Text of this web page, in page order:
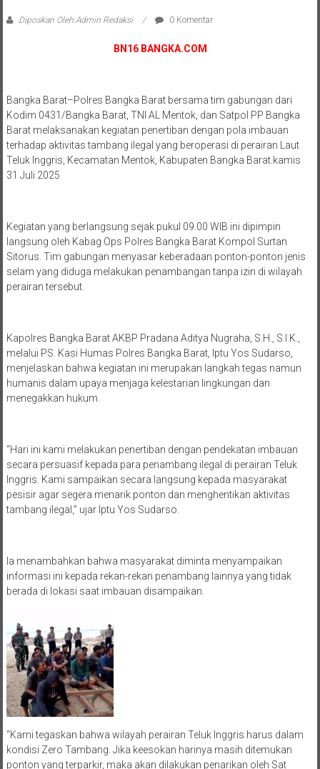
Diposkan Oleh:Admin Redaksi 0 Komentar
BN16 BANGKA.COM
Bangka Barat–Polres Bangka Barat bersama tim gabungan dari
Kodim 0431/Bangka Barat, TNI AL Mentok, dan Satpol PP Bangka
Barat melaksanakan kegiatan penertiban dengan pola imbauan
terhadap aktivitas tambang ilegal yang beroperasi di perairan Laut
Teluk Inggris, Kecamatan Mentok, Kabupaten Bangka Barat.kamis
31 Juli 2025
Kegiatan yang berlangsung sejak pukul 09.00 WIB ini dipimpin
langsung oleh Kabag Ops Polres Bangka Barat Kompol Surtan
Sitorus. Tim gabungan menyasar keberadaan ponton-ponton jenis
selam yang diduga melakukan penambangan tanpa izin di wilayah
perairan tersebut.
Kapolres Bangka Barat AKBP Pradana Aditya Nugraha, S.H., S.I.K.,
melalui PS. Kasi Humas Polres Bangka Barat, Iptu Yos Sudarso,
menjelaskan bahwa kegiatan ini merupakan langkah tegas namun
humanis dalam upaya menjaga kelestarian lingkungan dan
menegakkan hukum.
“Hari ini kami melakukan penertiban dengan pendekatan imbauan
secara persuasif kepada para penambang ilegal di perairan Teluk
Inggris. Kami sampaikan secara langsung kepada masyarakat
pesisir agar segera menarik ponton dan menghentikan aktivitas
tambang ilegal,” ujar Iptu Yos Sudarso.
Ia menambahkan bahwa masyarakat diminta menyampaikan
informasi ini kepada rekan-rekan penambang lainnya yang tidak
berada di lokasi saat imbauan disampaikan.
“Kami tegaskan bahwa wilayah perairan Teluk Inggris harus dalam
kondisi Zero Tambang. Jika keesokan harinya masih ditemukan
ponton yang terparkir, maka akan dilakukan penarikan oleh Sat